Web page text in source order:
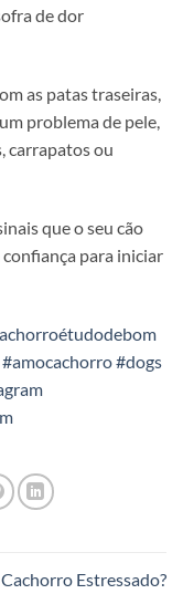
de dor
as patas traseiras,
problema de pele,
carrapatos ou
que o seu cão
para iniciar
#amocachorro#dogs
Cachorro Estressado?